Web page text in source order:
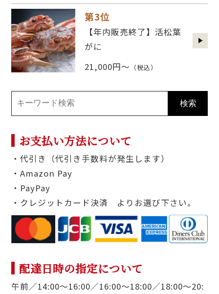
第3位
【年内販売終了】活松葉
がに
21,000円～ （税込）
お支払い方法について
・代引き（代引き手数料が発生します）
・Amazon Pay
・PayPay
・クレジットカード決済 よりお選び下さい。
配達日時の指定について
午前／14:00〜16:00／16:00〜18:00／18:00〜20: